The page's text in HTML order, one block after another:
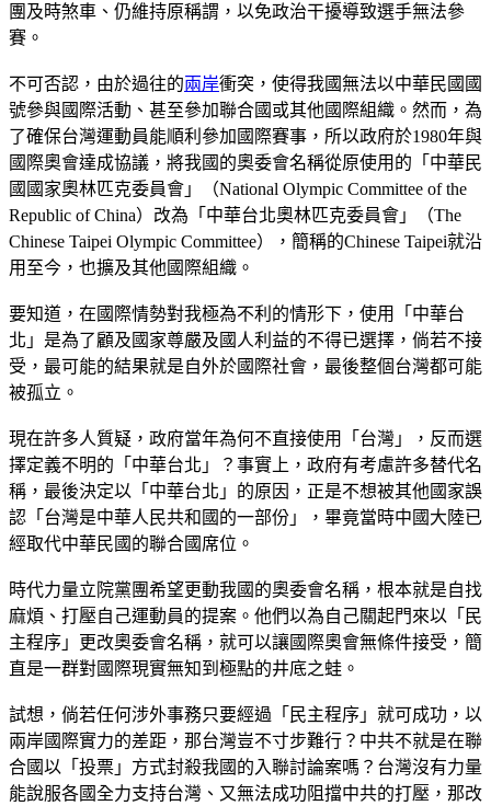
團及時煞車、仍維持原稱謂，以免政治干擾導致選手無法參
賽。
不可否認，由於過往的兩岸衝突，使得我國無法以中華民國國
號參與國際活動、甚至參加聯合國或其他國際組織。然而，為
了確保台灣運動員能順利參加國際賽事，所以政府於1980年與
國際奧會達成協議，將我國的奧委會名稱從原使用的「中華民
國國家奧林匹克委員會」（National Olympic Committee of the
Republic of China）改為「中華台北奧林匹克委員會」（The
Chinese Taipei Olympic Committee），簡稱的Chinese Taipei就沿
用至今，也擴及其他國際組織。
要知道，在國際情勢對我極為不利的情形下，使用「中華台
北」是為了顧及國家尊嚴及國人利益的不得已選擇，倘若不接
受，最可能的結果就是自外於國際社會，最後整個台灣都可能
被孤立。
現在許多人質疑，政府當年為何不直接使用「台灣」，反而選
擇定義不明的「中華台北」？事實上，政府有考慮許多替代名
稱，最後決定以「中華台北」的原因，正是不想被其他國家誤
認「台灣是中華人民共和國的一部份」，畢竟當時中國大陸已
經取代中華民國的聯合國席位。
時代力量立院黨團希望更動我國的奧委會名稱，根本就是自找
麻煩、打壓自己運動員的提案。他們以為自己關起門來以「民
主程序」更改奧委會名稱，就可以讓國際奧會無條件接受，簡
直是一群對國際現實無知到極點的井底之蛙。
試想，倘若任何涉外事務只要經過「民主程序」就可成功，以
兩岸國際實力的差距，那台灣豈不寸步難行？中共不就是在聯
合國以「投票」方式封殺我國的入聯討論案嗎？台灣沒有力量
能說服各國全力支持台灣、又無法成功阻擋中共的打壓，那改